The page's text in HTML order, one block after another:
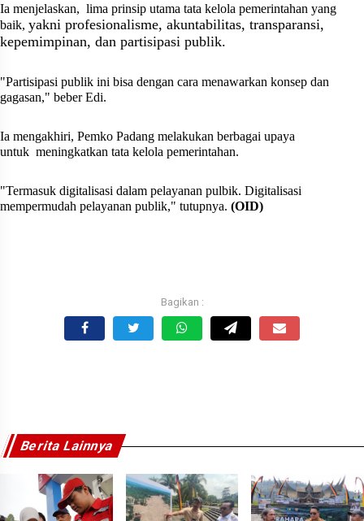
Ia menjelaskan, lima prinsip utama tata kelola pemerintahan yang
baik, yakni profesionalisme, akuntabilitas, transparansi,
kepemimpinan, dan partisipasi publik.
"Partisipasi publik ini bisa dengan cara menawarkan konsep dan
gagasan," beber Edi.
Ia mengakhiri, Pemko Padang melakukan berbagai upaya
untuk meningkatkan tata kelola pemerintahan.
"Termasuk digitalisasi dalam pelayanan pulbik. Digitalisasi
mempermudah pelayanan publik," tutupnya. (OID)
Berita Lainnya